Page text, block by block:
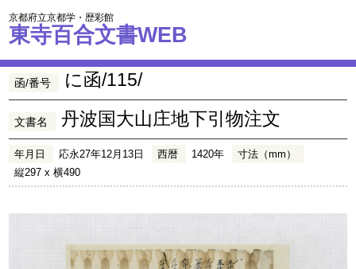
京都府立京都学・歴彩館
東寺百合文書WEB
函/番号 に函/115/
文書名 丹波国大山庄地下引物注文
年月日 応永27年12月13日 西暦 1420年
寸法（mm）
縦297 x 横490